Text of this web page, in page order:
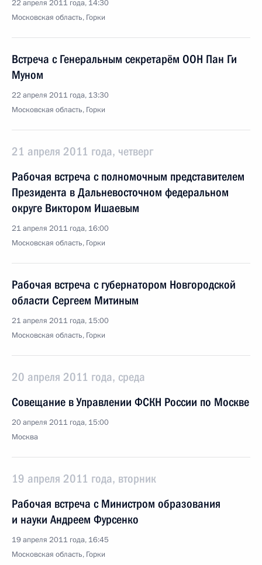
22 апреля 2011 года, 14:30
Московская область, Горки
Встреча с Генеральным секретарём ООН Пан Ги
Муном
22 апреля 2011 года, 13:30
Московская область, Горки
21 апреля 2011 года, четверг
Рабочая встреча с полномочным представителем
Президента в Дальневосточном федеральном
округе Виктором Ишаевым
21 апреля 2011 года, 16:00
Московская область, Горки
Рабочая встреча с губернатором Новгородской
области Сергеем Митиным
21 апреля 2011 года, 15:00
Московская область, Горки
20 апреля 2011 года, среда
Совещание в Управлении ФСКН России по Москве
20 апреля 2011 года, 15:00
Москва
19 апреля 2011 года, вторник
Рабочая встреча с Министром образования
и науки Андреем Фурсенко
19 апреля 2011 года, 16:45
Московская область, Горки